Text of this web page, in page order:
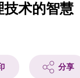
术的智慧
分享